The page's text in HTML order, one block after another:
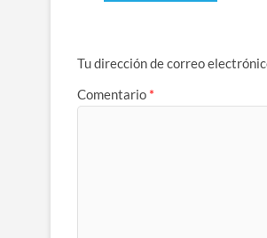
Tu dirección de correo
Comentario *